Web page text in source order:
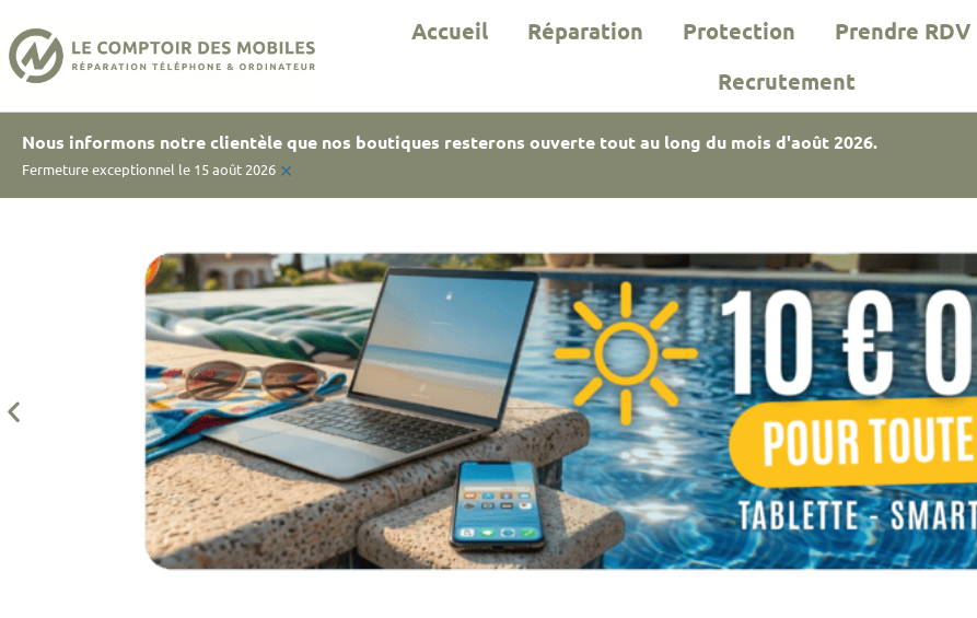
Accueil Réparation Protection Prendre RDV
Recrutement
Nous informons notre clientèle que nos boutiques resterons ouverte tout au long du mois d'août 2026.
Fermeture exceptionnel le 15 août 2026 ×